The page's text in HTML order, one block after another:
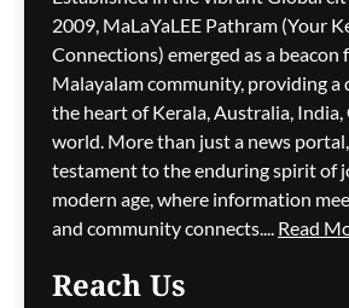
ഗീത ദാസ്‌ 7
ജീവനക്കാരുടെ
സിഡ്നി
നൂറിലധികം
വൈകി
2009, MaLaYaLEE Pathram (Your
Connections) emerged as a beacon
Malayalam community, providing
the heart of Kerala, Australia, India,
world. More than just a news
testament to the enduring spirit of
modern age, where information
and community connects.... Read
Reach Us